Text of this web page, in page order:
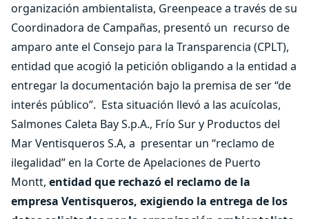
organización ambientalista, Greenpeace a través de su
Coordinadora de Campañas, presentó un recurso de
amparo ante el Consejo para la Transparencia (CPLT),
entidad que acogió la petición obligando a la entidad a
entregar la documentación bajo la premisa de ser “de
interés público”. Esta situación llevó a las acuícolas,
Salmones Caleta Bay S.p.A., Frío Sur y Productos del
Mar Ventisqueros S.A, a presentar un “reclamo de
ilegalidad” en la Corte de Apelaciones de Puerto
Montt, entidad que rechazó el reclamo de la
empresa Ventisqueros, exigiendo la entrega de los